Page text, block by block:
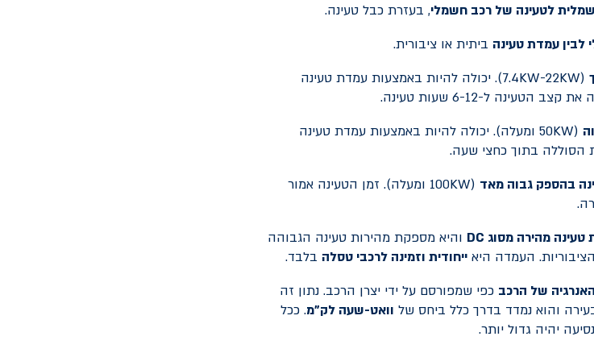
לטעינה של רכב חשמלי, בעזרת כבל טעינה.
לבין עמדת טעינה ביתית או ציבורית.
(7.4KW-22KW). יכולה להיות באמצעות עמדת טעינה
הטעינה ל-6-12 שעות טעינה.
(50KW ומעלה). יכולה להיות באמצעות עמדת טעינה
בהספק גבוה מאד
(100KW ומעלה). זמן הטעינה אמור
טעינה מהירה מסוג DC והיא מספקת מהירות טעינה הגבוהה
העמדה היא ייחודית וזמינה לרכבי טסלה בלבד.
של הרכב כפי שמפורסם על ידי יצרן הרכב. נתון זה
והוא נמדד בדרך כלל ביחס של וואט-שעה לק"מ. ככל
יהיה גדול יותר.